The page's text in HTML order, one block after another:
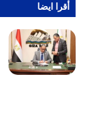
أقرا ايضا